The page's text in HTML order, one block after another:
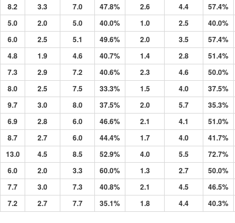
8.2 3.3 7.0 47.8% 2.6 4.4 57.4%
5.0 2.0 5.0 40.0% 1.0 2.5 40.0%
6.0 2.5 5.1 49.6% 2.0 3.5 57.4%
4.8 1.9 4.6 40.7% 1.4 2.8 51.4%
7.3 2.9 7.2 40.6% 2.3 4.6 50.0%
8.0 2.5 7.5 33.3% 1.5 4.0 37.5%
9.7 3.0 8.0 37.5% 2.0 5.7 35.3%
6.9 2.8 6.0 46.6% 2.1 4.1 51.0%
8.7 2.7 6.0 44.4% 1.7 4.0 41.7%
13.0 4.5 8.5 52.9% 4.0 5.5 72.7%
6.0 2.0 3.3 60.0% 1.3 2.7 50.0%
7.7 3.0 7.3 40.8% 2.1 4.5 46.5%
7.2 2.7 7.7 35.1% 1.8 4.4 40.3%